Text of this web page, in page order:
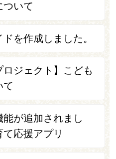
ついて
を作成しました。
ロジェクト】こども
て
能が追加されまし
応援アプリ